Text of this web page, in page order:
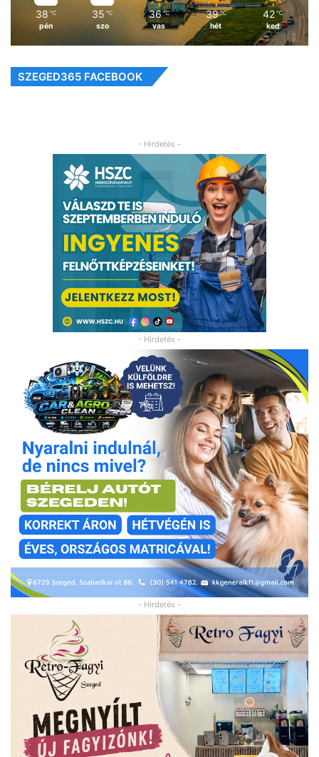
38 ℃
pén
35 ℃
szo
36 ℃
vas
39 ℃
hét
42 ℃
ked
SZEGED365 FACEBOOK
- Hirdetés -
- Hirdetés -
- Hirdetés -